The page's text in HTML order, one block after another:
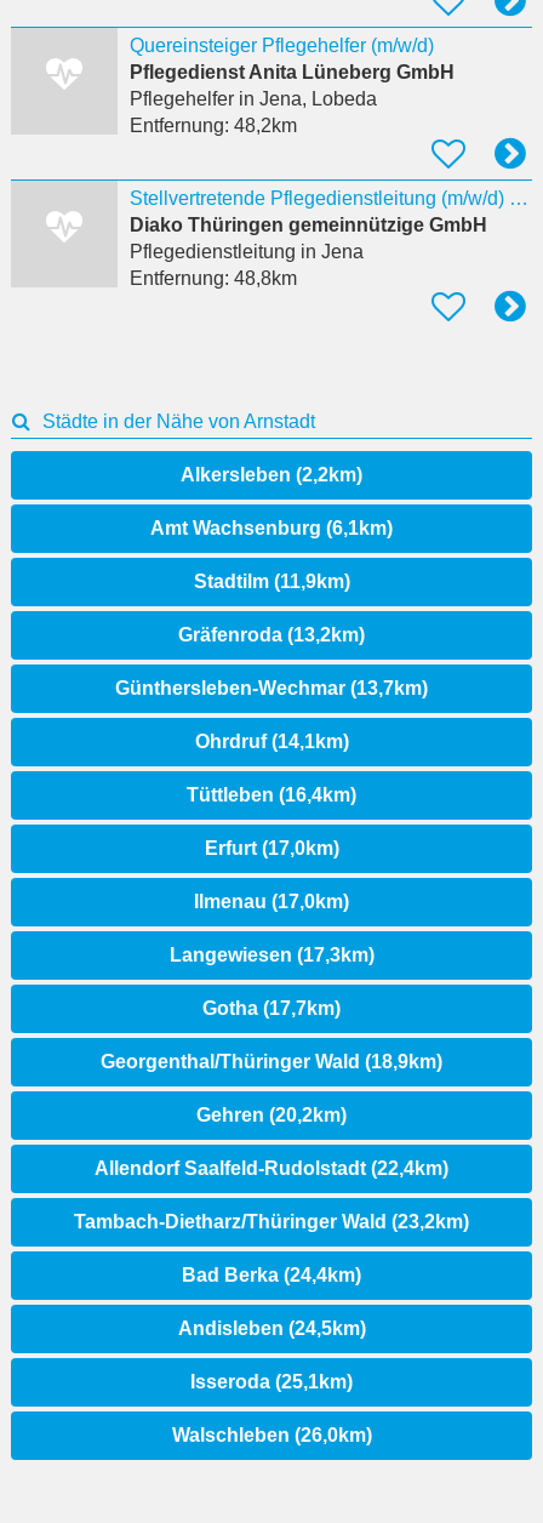
Quereinsteiger Pflegehelfer (m/w/d)
Pflegedienst Anita Lüneberg GmbH
Pflegehelferin Jena, Lobeda
Entfernung: 48,2km
Stellvertretende Pflegedienstleitung (m/w/d) im ambulanten Dienst
Diako Thüringen gemeinnützige GmbH
Pflegedienstleitung in Jena
Entfernung: 48,8km
Städte in der Nähe von Arnstadt
Alkersleben (2,2km)
Amt Wachsenburg (6,1km)
Stadtilm (11,9km)
Gräfenroda (13,2km)
Günthersleben-Wechmar (13,7km)
Ohrdruf (14,1km)
Tüttleben (16,4km)
Erfurt (17,0km)
Ilmenau (17,0km)
Langewiesen (17,3km)
Gotha (17,7km)
Georgenthal/Thüringer Wald (18,9km)
Gehren (20,2km)
Allendorf Saalfeld-Rudolstadt (22,4km)
Tambach-Dietharz/Thüringer Wald (23,2km)
Bad Berka (24,4km)
Andisleben (24,5km)
Isseroda (25,1km)
Walschleben (26,0km)